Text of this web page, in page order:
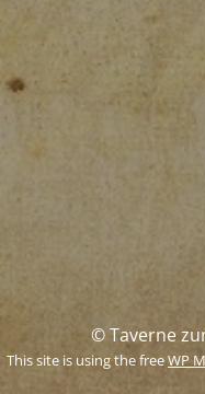
© Taverne
This site is using the freeWP